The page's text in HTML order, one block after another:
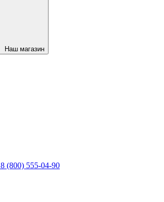
Наш магазин
8 (800) 555-04-90